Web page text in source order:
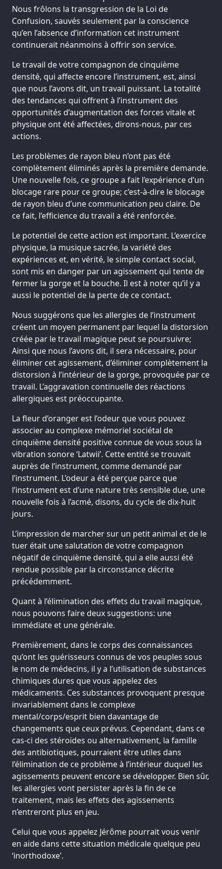
Nous frôlons la transgression de la Loi de
Confusion, sauvés seulement par la conscience
qu’en l’absence d’information cet instrument
continuerait néanmoins à offrir son service.
Le travail de votre compagnon de cinquième
densité, qui affecte encore l’instrument, est, ainsi
que nous l’avons dit, un travail puissant. La totalité
des tendances qui offrent à l’instrument des
opportunités d’augmentation des forces vitale et
physique ont été affectées, dirons-nous, par ces
actions.
Les problèmes de rayon bleu n’ont pas été
complètement éliminés après la première demande.
Une nouvelle fois, ce groupe a fait l’expérience d’un
blocage rare pour ce groupe; c’est-à-dire le blocage
de rayon bleu d’une communication peu claire. De
ce fait, l’efficience du travail a été renforcée.
Le potentiel de cette action est important. L’exercice
physique, la musique sacrée, la variété des
expériences et, en vérité, le simple contact social,
sont mis en danger par un agissement qui tente de
fermer la gorge et la bouche. Il est à noter qu’il y a
aussi le potentiel de la perte de ce contact.
Nous suggérons que les allergies de l’instrument
créent un moyen permanent par lequel la distorsion
créée par le travail magique peut se poursuivre;
Ainsi que nous l’avons dit, il sera nécessaire, pour
éliminer cet agissement, d’éliminer complètement la
distorsion à l’intérieur de la gorge, provoquée par ce
travail. L’aggravation continuelle des réactions
allergiques est préoccupante.
La fleur d’oranger est l’odeur que vous pouvez
associer au complexe mémoriel sociétal de
cinquième densité positive connue de vous sous la
vibration sonore ‘Latwii’. Cette entité se trouvait
auprès de l’instrument, comme demandé par
l’instrument. L’odeur a été perçue parce que
l’instrument est d’une nature très sensible due, une
nouvelle fois à l’acmé, disons, du cycle de dix-huit
jours.
L’impression de marcher sur un petit animal et de le
tuer était une salutation de votre compagnon
négatif de cinquième densité, qui a elle aussi été
rendue possible par la circonstance décrite
précédemment.
Quant à l’élimination des effets du travail magique,
nous pouvons faire deux suggestions: une
immédiate et une générale.
Premièrement, dans le corps des connaissances
qu’ont les guérisseurs connus de vos peuples sous
le nom de médecins, il y a l’utilisation de substances
chimiques dures que vous appelez des
médicaments. Ces substances provoquent presque
invariablement dans le complexe
mental/corps/esprit bien davantage de
changements que ceux prévus. Cependant, dans ce
cas-ci des stéroïdes ou alternativement, la famille
des antibiotiques, pourraient être utiles dans
l’élimination de ce problème à l’intérieur duquel les
agissements peuvent encore se développer. Bien sûr,
les allergies vont persister après la fin de ce
traitement, mais les effets des agissements
n’entreront plus en jeu.
Celui que vous appelez Jérôme pourrait vous venir
en aide dans cette situation médicale quelque peu
‘inorthodoxe’.